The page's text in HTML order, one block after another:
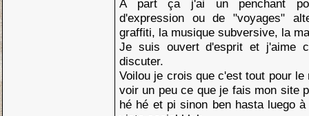
A part ça j'ai un penchant
d'expression ou de "voyages"
graffiti, la musique subversive, la
Je suis ouvert d'esprit et j'aime
discuter.
Voilou je crois que c'est tout pour
voir un peu ce que je fais mon site
hé hé et pi sinon ben hasta luego